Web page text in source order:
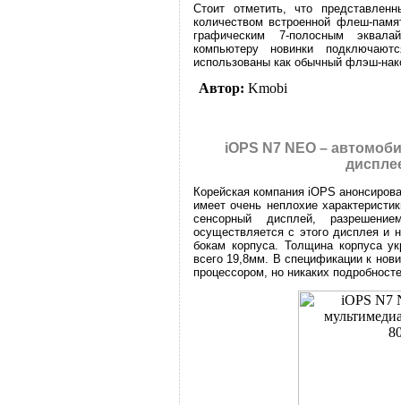
Стоит отметить, что
количеством встроенной флеш-
графическим 7-полосным
компьютеру новинки
использованы как обычный флэш-
Автор: Kmobi
iOPS N7 NEO –
Корейская компания iOPS
имеет очень неплохие
сенсорный дисплей,
осуществляется с этого дисплея и
бокам корпуса. Толщина корпуса
всего 19,8мм. В спецификации к
процессором, но никаких